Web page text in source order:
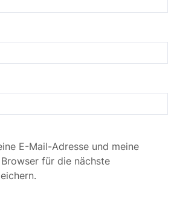
E-Mail-Adresse und meine
für die nächste